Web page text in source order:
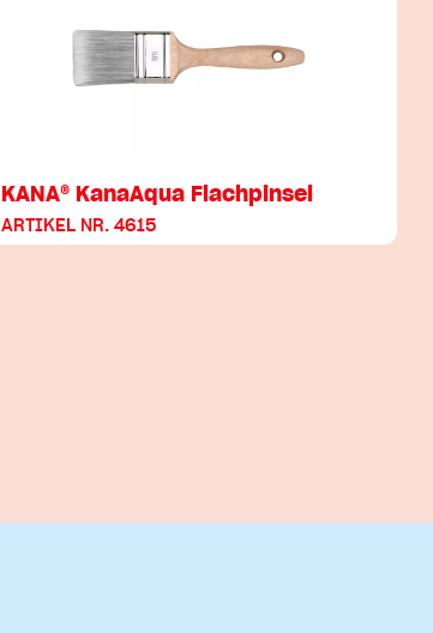
KANA® KanaAqua Flachpinsel
ARTIKEL NR. 4615